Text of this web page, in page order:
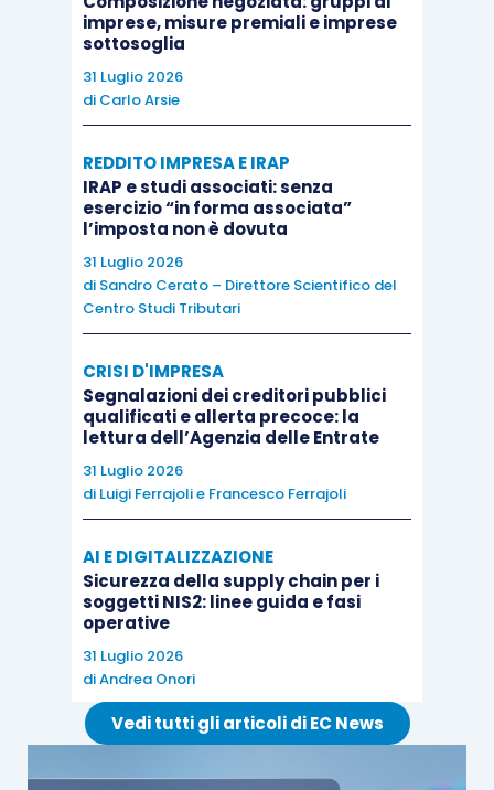
relativi al periodo di imposta 2019,
superiori a 400.000 euro e fino a un
milione di euro
superiori a un milione di euro e fino a 2
milioni di euro.
Nell’ipotesi in cui la
sia sufficientea soddisfare tutte le richieste, il
Ministero provvederà aridurre in modo
proporzionale il contributo
imprese, misure premiali e imprese
sottosoglia
31 Luglio 2026
di Carlo Arsie
REDDITO IMPRESA E IRAP
IRAP e studi associati: senza
esercizio “in forma associata”
l’imposta non è dovuta
31 Luglio 2026
di Sandro Cerato – Direttore Scientifico del
Centro Studi Tributari
CRISI D'IMPRESA
Segnalazioni dei creditori pubblici
qualificati e allerta precoce: la
lettura dell’Agenzia delle Entrate
31 Luglio 2026
di Luigi Ferrajolie Francesco Ferrajoli
AI E DIGITALIZZAZIONE
Sicurezza della supply chain per i
soggetti NIS2: linee guida e fasi
operative
31 Luglio 2026
diAndrea Onori
Vedi tutti gli articoli di EC News